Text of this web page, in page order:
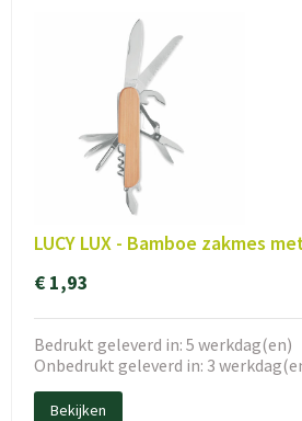
LUCY LUX - Bamboe zakmes
€ 1,93
Bedrukt geleverd in: 5 werkdag(en)
Onbedrukt geleverd in: 3
Bekijken